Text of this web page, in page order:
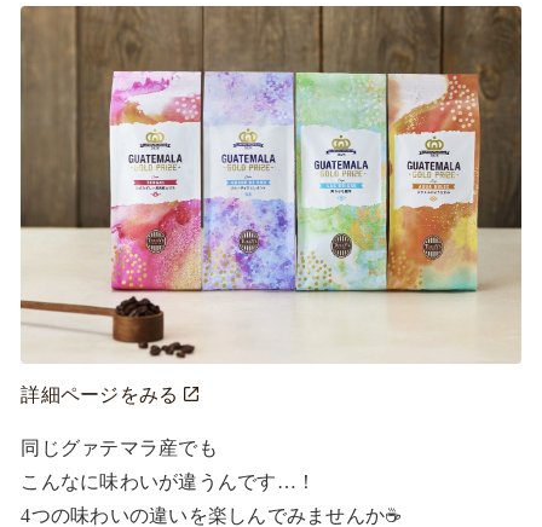
詳細ページをみる
同じグァテマラ産でも
こんなに味わいが違うんです…！
4つの味わいの違いを楽しんでみませんか☕